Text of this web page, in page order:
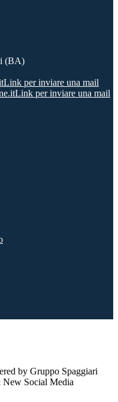
(BA)
Link per inviare una mail
Link per inviare una mail
by Gruppo Spaggiari
Social Media